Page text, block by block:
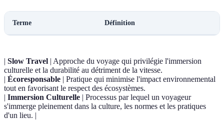
Terme Définition
| Slow Travel | Approche du voyage qui privilégie l'immersion
culturelle et la durabilité au détriment de la vitesse.
| Écoresponsable | Pratique qui minimise l'impact environnemental
tout en favorisant le respect des écosystèmes.
| Immersion Culturelle | Processus par lequel un voyageur
s'immerge pleinement dans la culture, les normes et les pratiques
d'un lieu. |